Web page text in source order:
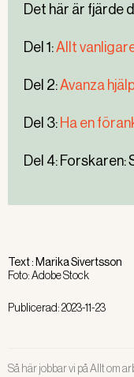
Det här är fjärde
Del 1:Allt
Del 2:Avanza
Del 3: Ha en
Del 4:
Text : Marika Sivertsson
Foto:Adobe Stock
Publicerad:2023-11-23
Så här jobbar vi på Allt om